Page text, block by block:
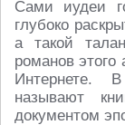
Сами иудеи
глубоко
а такой
романов этого
Интернете.
называют
документом